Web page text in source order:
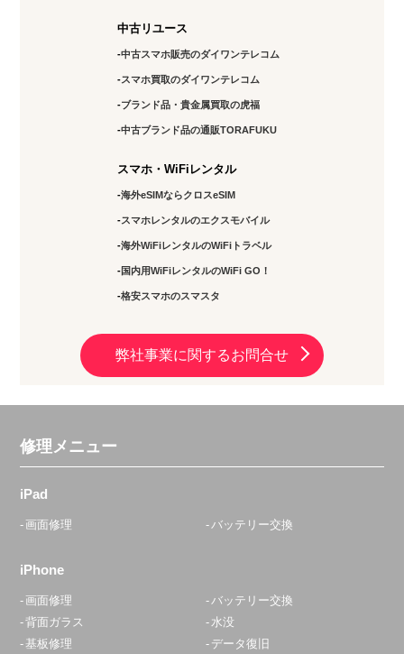
中古リユース
中古スマホ販売のダイワンテレコム
スマホ買取のダイワンテレコム
ブランド品・貴金属買取の虎福
中古ブランド品の通販TORAFUKU
スマホ・WiFiレンタル
海外eSIMならクロスeSIM
スマホレンタルのエクスモバイル
海外WiFiレンタルのWiFiトラベル
国内用WiFiレンタルのWiFi GO！
格安スマホのスマスタ
弊社事業に関するお問合せ
修理メニュー
iPad
画面修理 バッテリー交換
iPhone
画面修理
バッテリー交換
背面ガラス
水没
基板修理
データ復旧